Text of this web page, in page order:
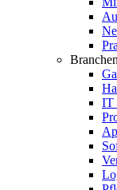
Branchen
IT